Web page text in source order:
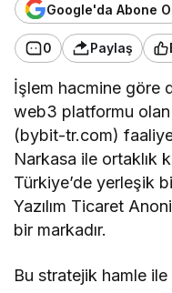
Google'da Abone
0 Paylaş
İşlem hacmine göre
web3 platformu
(bybit-tr.com)
Narkasa ile ortaklık
Türkiye’de yerleşik
Yazılım Ticaret
bir markadır.
Bu stratejik hamle